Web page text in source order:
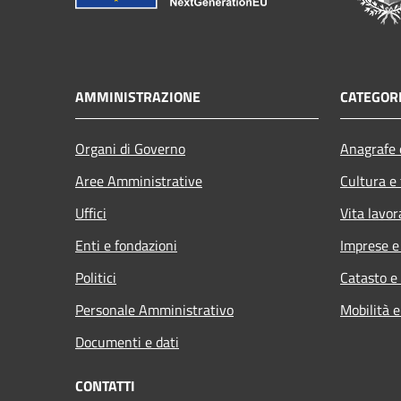
AMMINISTRAZIONE
Organi di Governo
Aree Amministrative
Uffici
Enti e fondazioni
Politici
Personale Amministrativo
Documenti e dati
Cultura
Vita
Imprese
Catasto
Mobilità
CONTATTI